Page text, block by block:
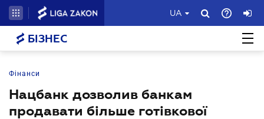
UA
БІЗНЕС
Фінанси
Нацбанк дозволив банкам
продавати більше готівкової